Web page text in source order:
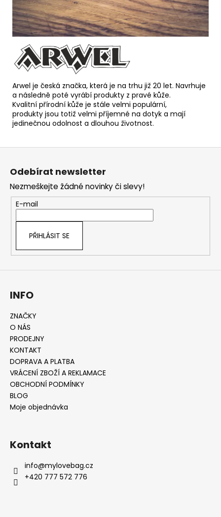
Arwel je česká značka, která je na trhu již 20 let. Navrhuje
a následně poté vyrábí produkty z pravé kůže.
Kvalitní přírodní kůže je stále velmi populární,
produkty jsou totiž velmi příjemné na dotyk a mají
jedinečnou odolnost a dlouhou životnost.
Z
Odebírat newsletter
Nezmeškejte žádné novinky či slevy!
E-mail
PŘIHLÁSIT SE
INFO
ZNAČKY
O NÁS
PRODEJNY
KONTAKT
DOPRAVA A PLATBA
VRÁCENÍ ZBOŽÍ A REKLAMACE
OBCHODNÍ PODMÍNKY
BLOG
Moje objednávka
Kontakt
info@mylovebag.cz
+420 777 572 776